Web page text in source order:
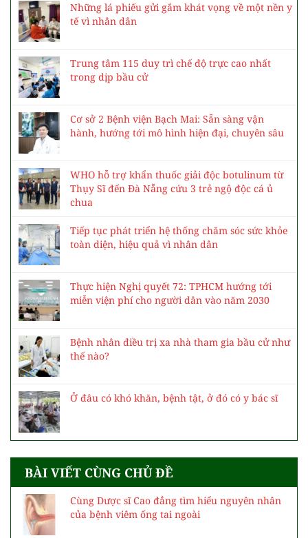
Những lá phiếu gửi gắm khát vọng về một nền y
tế vì nhân dân
Trung tâm 115 duy trì chế độ trực cao nhất
trong dịp bầu cử
Cơ sở 2 Bệnh viện Bạch Mai: Sẵn sàng vận
hành, hướng tới mô hình hiện đại, chuyên sâu
WHO hỗ trợ khẩn thuốc giải độc botulinum từ
Thụy Sĩ đến Đà Nẵng cứu 3 trẻ ngộ độc cá ủ
chua
Tiếp tục phát triển hệ thống chăm sóc sức khỏe
toàn diện, hiệu quả vì nhân dân
Thực hiện Nghị quyết 72: TPHCM hướng tới
miễn viện phí cho người dân vào năm 2030
Bệnh nhân điều trị xa nhà tham gia bầu cử như
thế nào?
Ở đâu có khó khăn, bệnh tật, ở đó có y bác sĩ
BÀI VIẾT CÙNG CHỦ ĐỀ
Cùng Dược sĩ Cao đẳng tìm hiểu nguyên nhân
của bệnh viêm ống tai ngoài